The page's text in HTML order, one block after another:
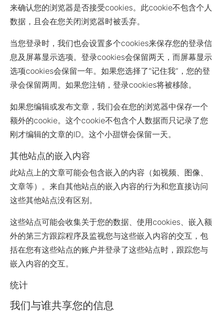
来确认您的浏览器是否接受cookies。此cookie不包含个人
数据，且会在您关闭浏览器时被丢弃。
当您登录时，我们也会设置多个cookies来保存您的登录信
息及屏幕显示选项。登录cookies会保留两天，而屏幕显示
选项cookies会保留一年。如果您选择了“记住我”，您的登
录会保留两周。如果您注销，登录cookies将被移除。
如果您编辑或发布文章，我们会在您的浏览器中保存一个
额外的cookie。这个cookie不包含个人数据而只记录了您
刚才编辑的文章的ID。这个小甜饼会保留一天。
其他站点的嵌入内容
此站点上的文章可能会包含嵌入的内容（如视频、图像、
文章等）。来自其他站点的嵌入内容的行为和您直接访问
这些其他站点没有区别。
这些站点可能会收集关于您的数据、使用cookies、嵌入额
外的第三方跟踪程序及监视您与这些嵌入内容的交互，包
括在您有这些站点的账户并登录了这些站点时，跟踪您与
嵌入内容的交互。
统计
我们与谁共享您的信息